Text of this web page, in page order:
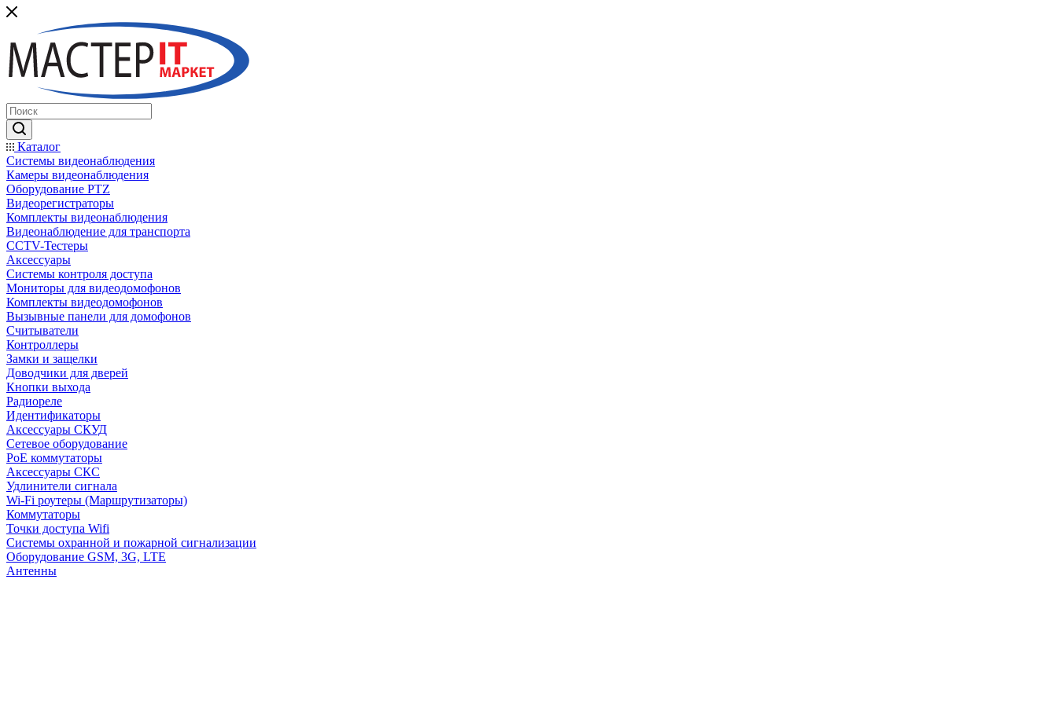
Каталог
Системы видеонаблюдения
Камеры видеонаблюдения
Оборудование PTZ
Видеорегистраторы
Комплекты видеонаблюдения
Видеонаблюдение для транспорта
CCTV-Тестеры
Аксессуары
Системы контроля доступа
Мониторы для видеодомофонов
Комплекты видеодомофонов
Вызывные панели для домофонов
Считыватели
Контроллеры
Замки и защелки
Доводчики для дверей
Кнопки выхода
Радиореле
Идентификаторы
Аксессуары СКУД
Сетевое оборудование
PoE коммутаторы
Аксессуары СКС
Удлинители сигнала
Wi-Fi роутеры (Маршрутизаторы)
Коммутаторы
Точки доступа Wifi
Системы охранной и пожарной сигнализации
Оборудование GSM, 3G, LTE
Антенны